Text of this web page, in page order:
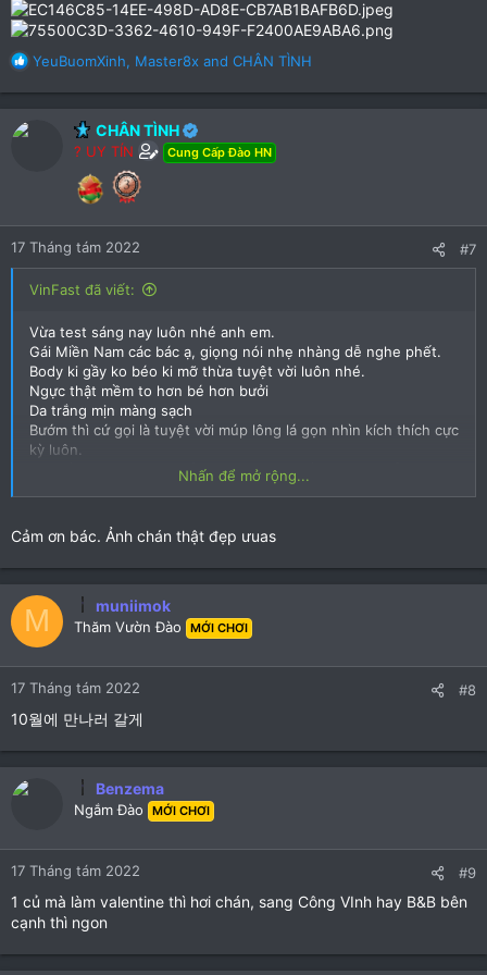
R
YeuBuomXinh, Master8x and CHÂN TÌNH
CHÂN TÌNH
? UY TÍN Cung Cấp Đào HN
17 Tháng tám 2022 #7
VinFast đã viết:
Vừa test sáng nay luôn nhé anh em.
Gái Miền Nam các bác ạ, giọng nói nhẹ nhàng dễ nghe phết.
Body ki gầy ko béo ki mỡ thừa tuyệt vời luôn nhé.
Ngực thật mềm to hơn bé hơn bưởi
Da trắng mịn màng sạch
Bướm thì cứ gọi là tuyệt vời múp lông lá gọn nhìn kích thích cực
kỳ luôn.
Gái miền trong nên khoản lsmf tình và chiều khách miễn chê
Bạn phải đăng nhập để xem file này: 30665
nhập để xem file này: 30666
Nhấn để mở rộng...
Cảm ơn bác. Ảnh chán thật đẹp ưuas
M muniimok
Thăm Vườn Đào MỚI CHƠI
17 Tháng tám 2022 #8
10월에 만나러 갈게
Benzema
Ngắm Đào MỚI CHƠI
17 Tháng tám 2022 #9
1 củ mà làm valentine thì hơi chán, sang Công VInh hay B&B bên
cạnh thì ngon